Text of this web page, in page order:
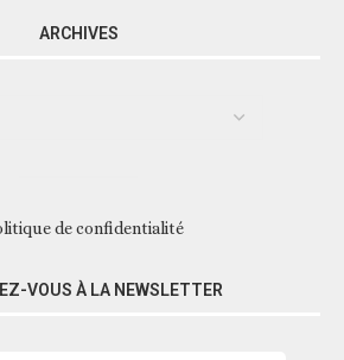
ARCHIVES
de confidentialité
VOUS À LA NEWSLETTER